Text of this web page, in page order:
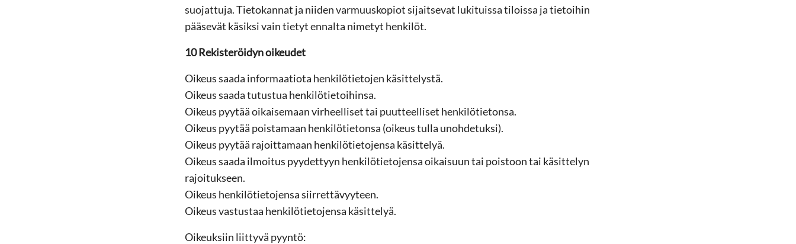
suojattuja. Tietokannat ja niiden varmuuskopiot sijaitsevat lukituissa tiloissa ja tietoihin
pääsevät käsiksi vain tietyt ennalta nimetyt henkilöt.
10 Rekisteröidyn oikeudet
Oikeus saada informaatiota henkilötietojen käsittelystä.
Oikeus saada tutustua henkilötietoihinsa.
Oikeus pyytää oikaisemaan virheelliset tai puutteelliset henkilötietonsa.
Oikeus pyytää poistamaan henkilötietonsa (oikeus tulla unohdetuksi).
Oikeus pyytää rajoittamaan henkilötietojensa käsittelyä.
Oikeus saada ilmoitus pyydettyyn henkilötietojensa oikaisuun tai poistoon tai käsittelyn
rajoitukseen.
Oikeus henkilötietojensa siirrettävyyteen.
Oikeus vastustaa henkilötietojensa käsittelyä.
Oikeuksiin liittyvä pyyntö: